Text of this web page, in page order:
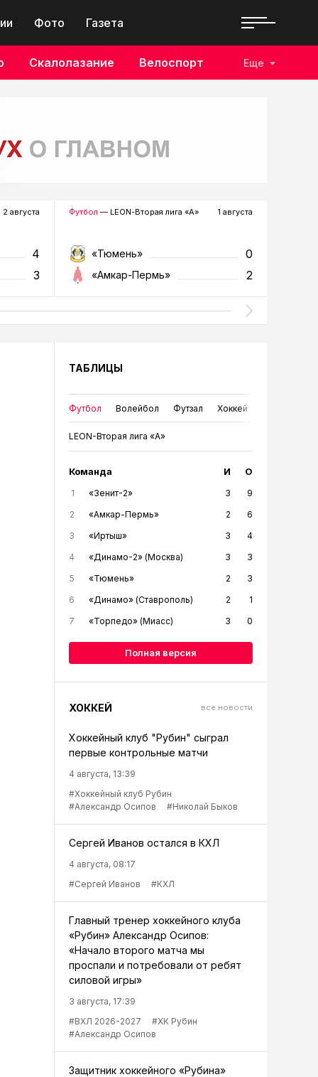
Фото Газета
Скалолазание Велоспорт Еще
2 августа
4
3
Футбол — LEON-Вторая лига «А» 1 августа
«Тюмень» 0
«Амкар-Пермь» 2
ТАБЛИЦЫ
Футбол Волейбол Футзал Хоккей
LEON-Вторая лига «А»
Команда И О
1 «Зенит-2» 3
9
2
«Амкар-Пермь» 2
6
3
«Иртыш» 3
4
4
«Динамо-2» (Москва) 3
3
5
«Тюмень» 2
3
6
«Динамо» (Ставрополь) 2
1
7
«Торпедо» (Миасс) 3 0
Полная версия
ХОККЕЙ все новости
Хоккейный клуб "Рубин" сыграл
первые контрольные матчи
4 августа, 13:39
#Хоккейный клуб Рубин
#Александр Осипов
#Николай Быков
Сергей Иванов остался в КХЛ
4 августа, 08:17
#Сергей Иванов
#КХЛ
Главный тренер хоккейного клуба
«Рубин» Александр Осипов:
«Начало второго матча мы
проспали и потребовали от ребят
силовой игры»
3 августа, 17:39
#ВХЛ 2026-2027
#ХК Рубин
#Александр Осипов
Защитник хоккейного «Рубина»